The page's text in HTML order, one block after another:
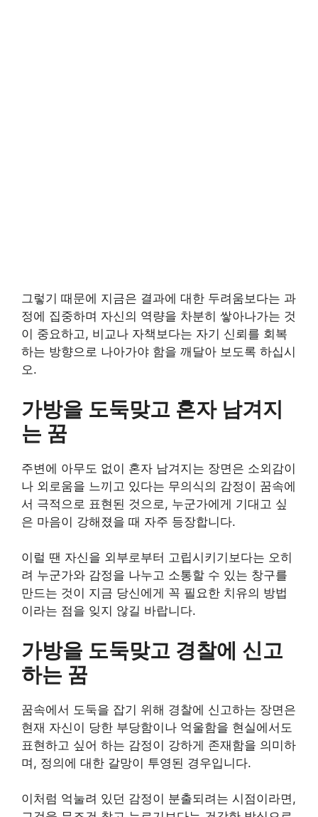
그렇기 때문에 지금은 결과에 대한 두려움보다는 과
정에 집중하며 자신의 역량을 차분히 쌓아나가는 것
이 중요하고, 비교나 자책보다는 자기 신뢰를 회복
하는 방향으로 나아가야 함을 깨달아 보도록 하십시
오.
가방을 도둑맞고 혼자 남겨지
는 꿈
주변에 아무도 없이 혼자 남겨지는 장면은 소외감이
나 외로움을 느끼고 있다는 무의식의 감정이 꿈속에
서 극적으로 표현된 것으로, 누군가에게 기대고 싶
은 마음이 강해졌을 때 자주 등장합니다.
이럴 땐 자신을 외부로부터 고립시키기보다는 오히
려 누군가와 감정을 나누고 소통할 수 있는 창구를
만드는 것이 지금 당신에게 꼭 필요한 치유의 방법
이라는 점을 잊지 않길 바랍니다.
가방을 도둑맞고 경찰에 신고
하는 꿈
꿈속에서 도둑을 잡기 위해 경찰에 신고하는 장면은
현재 자신이 당한 부당함이나 억울함을 현실에서도
표현하고 싶어 하는 감정이 강하게 존재함을 의미하
며, 정의에 대한 갈망이 투영된 경우입니다.
이처럼 억눌려 있던 감정이 분출되려는 시점이라면,